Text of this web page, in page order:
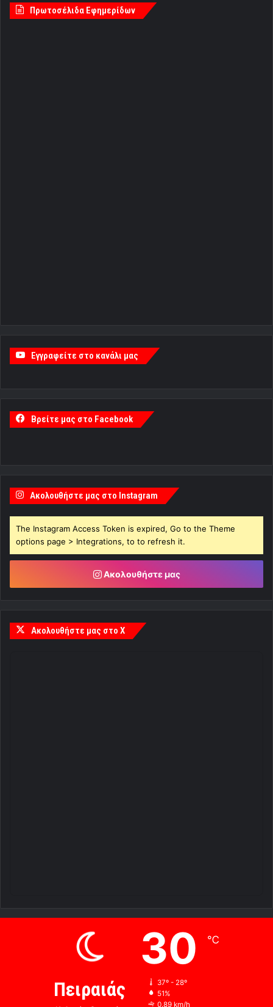
Πρωτοσέλιδα Εφημερίδων
Εγγραφείτε στο κανάλι μας
Βρείτε μας στο Facebook
Ακολουθήστε μας στο Instagram
The Instagram Access Token is expired, Go to the Theme
options page > Integrations, to to refresh it.
Ακολουθήστε μας
Ακολουθήστε μας στο X
Πειραιάς
30 ℃
37º - 28º
51%
0.89 km/h